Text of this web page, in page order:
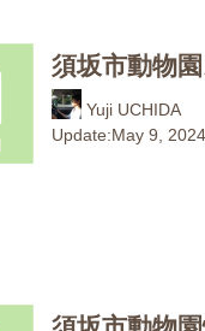
須坂市動物
Yuji UCHIDA
Update:May 9, 2024